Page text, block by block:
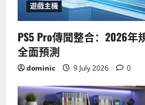
遊戲主機
PS5 Pro傳聞整合：2026
全面預測
dominic 9 July 2026 0